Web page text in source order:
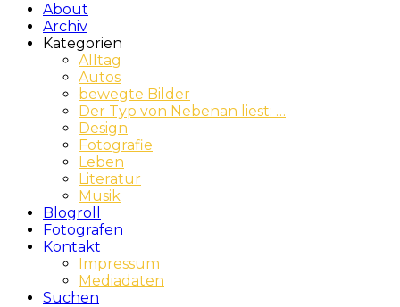
About
Archiv
Kategorien
Alltag
Autos
bewegte Bilder
Der Typ von Nebenan liest: …
Design
Fotografie
Leben
Literatur
Musik
Blogroll
Fotografen
Kontakt
Impressum
Mediadaten
Suchen